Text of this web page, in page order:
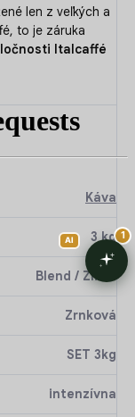
len z veľkých a
to je záruka
Italcaffé
Káva
3 kg
Blend / Zmes
Zrnková
SET 3kg
intenzívna